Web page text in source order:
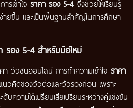
รเข้าใจ ราคา รอง 5-4 จึงช่วยให้เรียนรู้
ายขึ้น และเป็นพื้นฐานสำคัญในการศึกษา
รอง 5-4 สำหรับมือใหม่
า วัวชนออนไลน์ การทำความเข้าใจ ราคา
นวคิดของวัวต่อและวัวรองก่อน เพราะ
บความได้เปรียบเสียเปรียบระหว่างคู่แข่งขัน